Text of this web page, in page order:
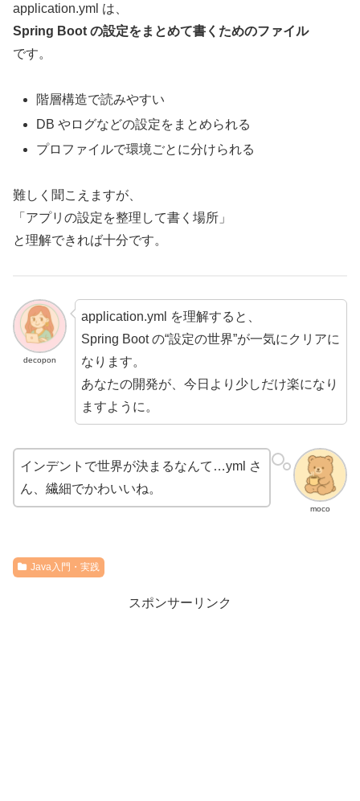
application.yml は、
Spring Boot の設定をまとめて書くためのファイル
です。
階層構造で読みやすい
DB やログなどの設定をまとめられる
プロファイルで環境ごとに分けられる
難しく聞こえますが、
「アプリの設定を整理して書く場所」
と理解できれば十分です。
decopon
application.yml を理解すると、
Spring Boot の“設定の世界”が一気にクリアに
なります。
あなたの開発が、今日より少しだけ楽になり
ますように。
moco
インデントで世界が決まるなんて…yml さ
ん、繊細でかわいいね。
Java入門・実践
スポンサーリンク